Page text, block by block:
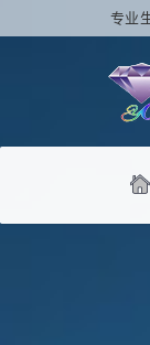
专业